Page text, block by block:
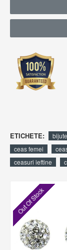
ETICHETE:
ceas femei
ceasuri ieftine
Out Of Stock